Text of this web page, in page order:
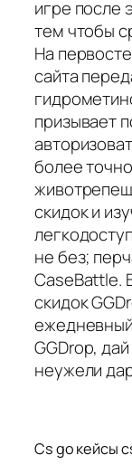
игре после
тем чтобы
На
сайта
призывает
более
скидок и
не без;
CaseBattle.
скидок
GGDrop,
неужели
Cs go кейсы